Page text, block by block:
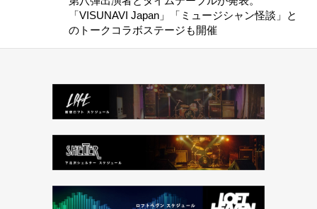
「VISUNAVI Japan」「ミュージシャン怪談」と
のトークコラボステージも開催